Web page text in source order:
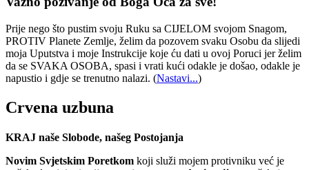
Prije nego što pustim svoju Ruku sa CIJELOM svojom Snagom,
PROTIV Planete Zemlje, želim da pozovem svaku Osobu da slijedi
moja Uputstva i moje Instrukcije koje ću dati u ovoj Poruci jer želim
da se SVAKA OSOBA, spasi i vrati kući odakle je došao, odakle je
napustio i gdje se trenutno nalazi. (Nastavi...)
Crvena uzbuna
KRAJ naše Slobode, našeg Postojanja
Novim Svjetskim Poretkom koji služi mojem protivniku već je